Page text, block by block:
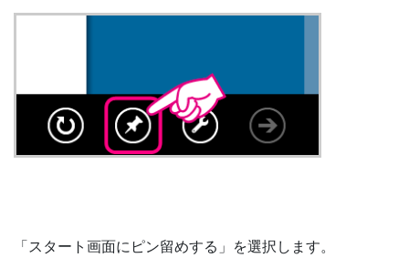
「スタート画面にピン留めする」を選択します。